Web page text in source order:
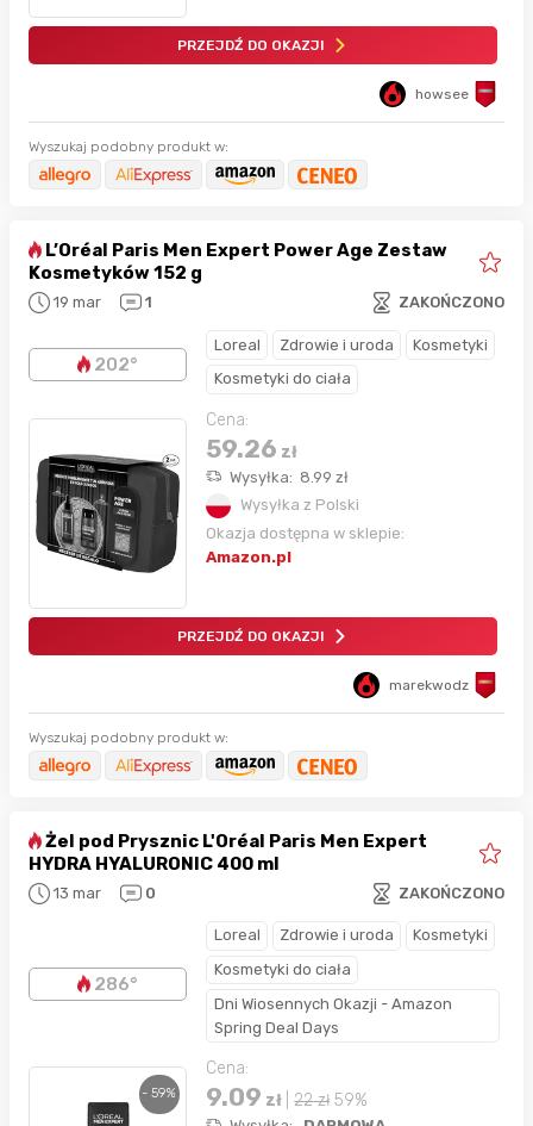
PRZEJDŹ DO OKAZJI
howsee
Wyszukaj podobny produkt w:
L’Oréal Paris Men Expert Power Age Zestaw
Kosmetyków 152 g
19 mar 1 ZAKOŃCZONO
202°
Loreal Zdrowie i uroda
Kosmetyki
Kosmetyki do ciała
Cena:
59.26 zł
Wysyłka: 8.99 zł
Wysyłka z Polski
Okazja dostępna w sklepie:
Amazon.pl
PRZEJDŹ DO OKAZJI
marekwodz
Wyszukaj podobny produkt w:
Żel pod Prysznic L'Oréal Paris Men Expert
HYDRA HYALURONIC 400 ml
13 mar 0 ZAKOŃCZONO
286°
Loreal Zdrowie i uroda
Kosmetyki
Kosmetyki do ciała
Dni Wiosennych Okazji - Amazon
Spring Deal Days
- 59%
Cena:
9.09 zł 22zł 59%